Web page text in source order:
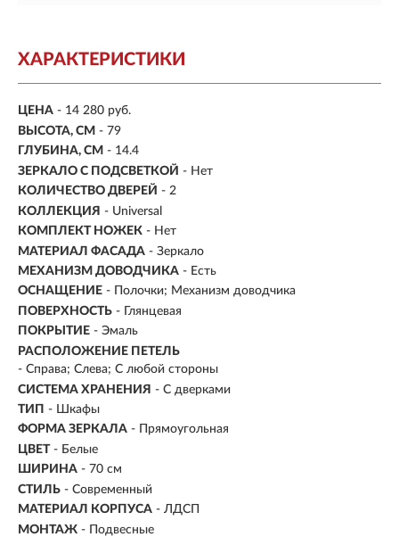
ХАРАКТЕРИСТИКИ
ЦЕНА - 14 280 руб.
ВЫСОТА, СМ - 79
ГЛУБИНА, СМ - 14.4
ЗЕРКАЛО С ПОДСВЕТКОЙ - Нет
КОЛИЧЕСТВО ДВЕРЕЙ - 2
КОЛЛЕКЦИЯ - Universal
КОМПЛЕКТ НОЖЕК - Нет
МАТЕРИАЛ ФАСАДА - Зеркало
МЕХАНИЗМ ДОВОДЧИКА - Есть
ОСНАЩЕНИЕ - Полочки; Механизм доводчика
ПОВЕРХНОСТЬ - Глянцевая
ПОКРЫТИЕ - Эмаль
РАСПОЛОЖЕНИЕ ПЕТЕЛЬ
- Справа; Слева; С любой стороны
СИСТЕМА ХРАНЕНИЯ - С дверками
ТИП - Шкафы
ФОРМА ЗЕРКАЛА - Прямоугольная
ЦВЕТ - Белые
ШИРИНА - 70 см
СТИЛЬ - Современный
МАТЕРИАЛ КОРПУСА - ЛДСП
МОНТАЖ - Подвесные